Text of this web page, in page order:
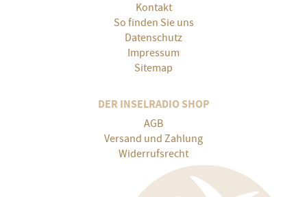
Kontakt
So finden Sie uns
Datenschutz
Impressum
Sitemap
DER INSELRADIO SHOP
AGB
Versand und Zahlung
Widerrufsrecht